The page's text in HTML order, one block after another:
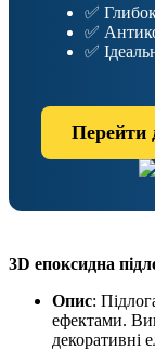
✅
✅
✅
Перейти
3D епоксидна
Опис:
ефектами.
декоративні